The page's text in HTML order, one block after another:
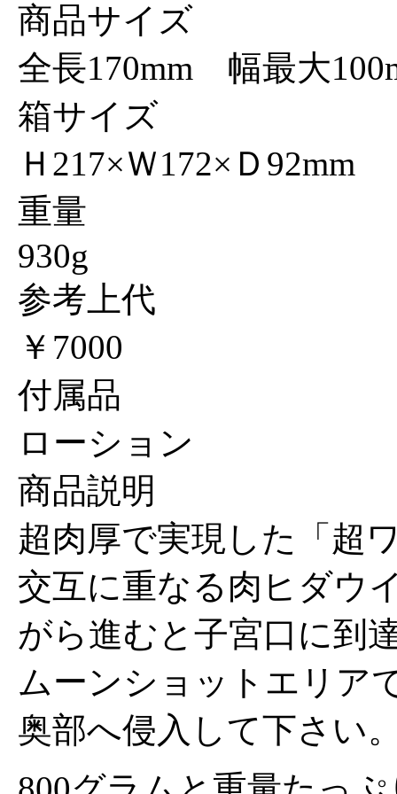
商品サイズ
全長170mm 幅最大
箱サイズ
Ｈ217×Ｗ172×Ｄ92mm
重量
930g
参考上代
￥7000
付属品
ローション
商品説明
超肉厚で実現した「超
交互に重なる肉ヒダウ
がら進むと子宮口に到
ムーンショットエリア
奥部へ侵入して下さい